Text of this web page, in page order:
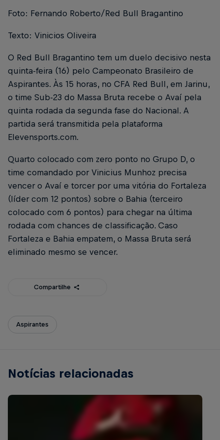
Foto: Fernando Roberto/Red Bull Bragantino
Texto: Vinicios Oliveira
O Red Bull Bragantino tem um duelo decisivo nesta
quinta-feira (16) pelo Campeonato Brasileiro de
Aspirantes. Às 15 horas, no CFA Red Bull, em Jarinu,
o time Sub-23 do Massa Bruta recebe o Avaí pela
quinta rodada da segunda fase do Nacional. A
partida será transmitida pela plataforma
Elevensports.com.
Quarto colocado com zero ponto no Grupo D, o
time comandado por Vinicius Munhoz precisa
vencer o Avaí e torcer por uma vitória do Fortaleza
(líder com 12 pontos) sobre o Bahia (terceiro
colocado com 6 pontos) para chegar na última
rodada com chances de classificação. Caso
Fortaleza e Bahia empatem, o Massa Bruta será
eliminado mesmo se vencer.
Compartilhe
Aspirantes
Notícias relacionadas